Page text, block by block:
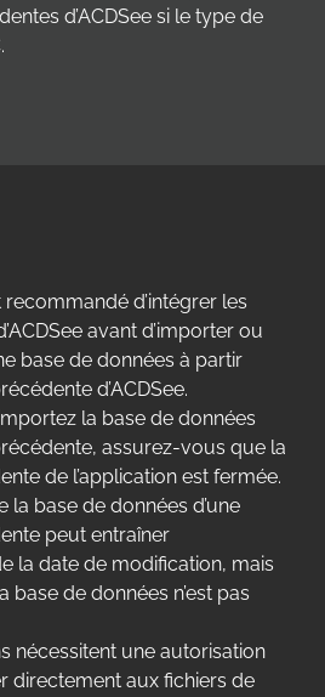
d’ACDSee si le type de
d’intégrer les
avant d’importer ou
base de données à partir
d’ACDSee.
la base de données
assurez-vous que la
de l’application est fermée.
la base de données d’une
peut entraîner
la date de modification, mais
base de données n’est pas
nécessitent une autorisation
directement aux fichiers de